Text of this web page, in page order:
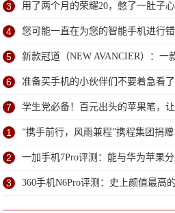
3 用了两个月的荣耀20，憋了一肚子
4 您可能一直在为您的智能手机进行
5 新款冠道（NEW AVANCIER）：一
6 准备买手机的小伙伴们不要着急看
机吧
7 学生党必备！百元出头的苹果笔，
1 “携手前行，风雨兼程”携程集团捐
疫
2 一加手机7Pro评测：能与华为苹果
3 360手机N6Pro评测：史上颜值最高
元？